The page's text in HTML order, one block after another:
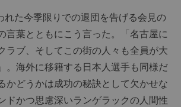
た今季限りでの退団を告げる会見の
言葉とともにこう言った。「名古屋に
ラブ、そしてこの街の人々も全員が大
。海外に移籍する日本人選手も同様だ
かどうかは成功の秘訣として欠かせな
ドかつ思慮深いランゲラックの人間性